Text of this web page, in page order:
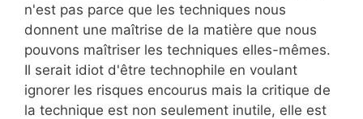
n'est pas parce que les techniques nous
donnent une maîtrise de la matière que nous
pouvons maîtriser les techniques elles-mêmes.
Il serait idiot d'être technophile en voulant
ignorer les risques encourus mais la critique de
la technique est non seulement inutile, elle est